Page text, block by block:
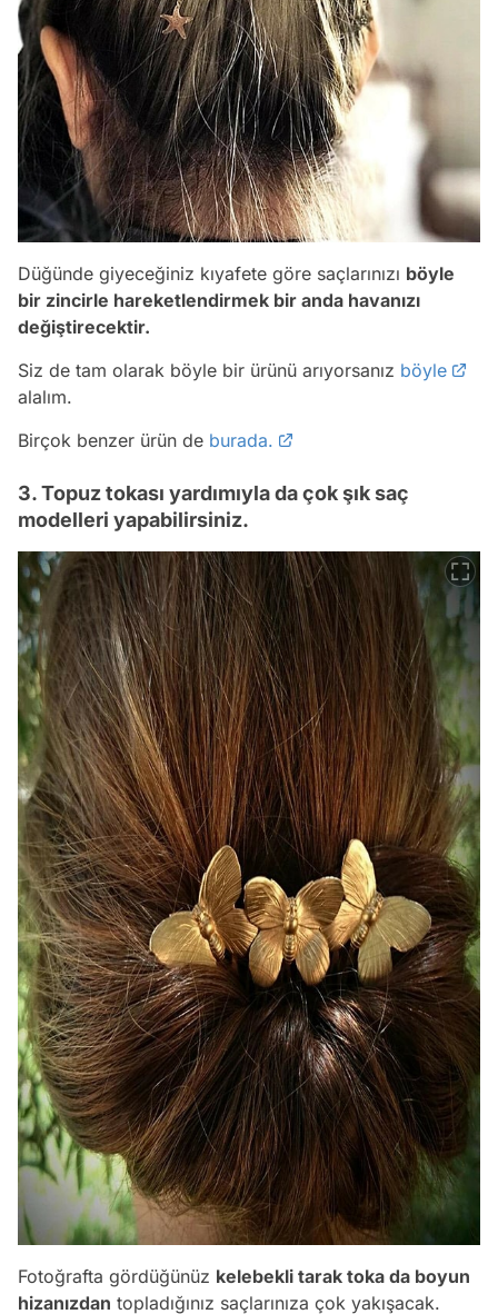
Düğünde giyeceğiniz kıyafete göre saçlarınızı böyle
bir zincirle hareketlendirmek bir anda havanızı
değiştirecektir.
Siz de tam olarak böyle bir ürünü arıyorsanız böyle
alalım.
Birçok benzer ürün de burada.
3. Topuz tokası yardımıyla da çok şık saç
modelleri yapabilirsiniz.
Fotoğrafta gördüğünüz kelebekli tarak toka da boyun
hizanızdan topladığınız saçlarınıza çok yakışacak.